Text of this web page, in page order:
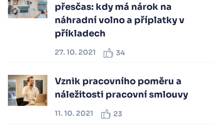
přesčas: kdy má nárok na
náhradní volno a příplatky v
příkladech
27. 10. 2021 34
Vznik pracovního poměru a
náležitosti pracovní smlouvy
11. 10. 2021 23